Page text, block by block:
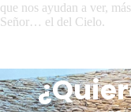
que nos ayudan a ver,
Señor… el del Cielo.